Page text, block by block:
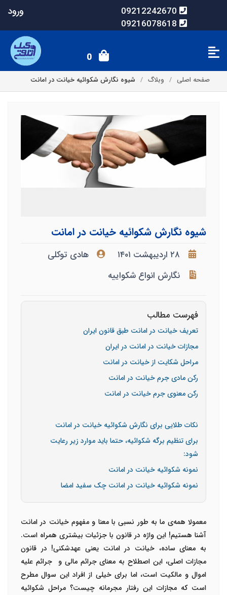
09212242670
09216078618
ورود
0
صفحه اصلی وبلاگ شیوه نگارش شکوائیه خیانت در امانت
شیوه نگارش شکوائیه خیانت در امانت
۲۸ اردیبهشت ۱۴۰۱
هادی توکلی
نگارش انواع شکواییه
فهرست مطالب
تعریف خیانت در امانت طبق قانون ایران
مجازات خیانت در امانت در ایران
مراحل شکایت از خیانت در امانت
رکن مادی جرم خیانت در امانت
رکن معنوی جرم خیانت در امانت
نکات طلایی برای نگارش شکوائیه خیانت در امانت
برای تنظیم برگه شکوائیه، حتما باید موارد زیر رعایت
شود:
نمونه شکوائیه خیانت در امانت
نمونه شکوائیه خیانت در امانت چک سفید امضا
معمولا همه‌ی ما به طور نسبی با معنا و مفهوم خیانت در امانت
آشنا هستیم! این واژه در قانون با جزئیات بیشتری همراه است.
به معنای ساده، خیانت در امانت یعنی عهدشکنی! در قانون
مجازات اصلی، این اصطلاح به معنای جرائم مالی و جرائم علیه
اموال و مالکیت است، اما برای خیلی از افراد این سوال مطرح
است که مجازات این رفتار مجرمانه چیست؟ مراحل شکوائیه